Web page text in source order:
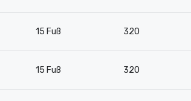
15 Fuß 320
15 Fuß 320